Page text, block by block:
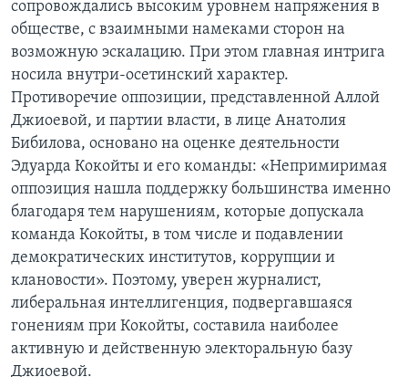
сопровождались высоким уровнем напряжения в
обществе, с взаимными намеками сторон на
возможную эскалацию. При этом главная интрига
носила внутри-осетинский характер.
Противоречие оппозиции, представленной Аллой
Джиоевой, и партии власти, в лице Анатолия
Бибилова, основано на оценке деятельности
Эдуарда Кокойты и его команды: «Непримиримая
оппозиция нашла поддержку большинства именно
благодаря тем нарушениям, которые допускала
команда Кокойты, в том числе и подавлении
демократических институтов, коррупции и
клановости». Поэтому, уверен журналист,
либеральная интеллигенция, подвергавшаяся
гонениям при Кокойты, составила наиболее
активную и действенную электоральную базу
Джиоевой.